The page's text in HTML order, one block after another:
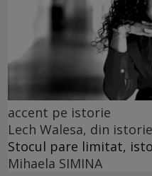
accent pe istorie
Lech Walesa, din
Stocul pare limitat,
Mihaela SIMINA